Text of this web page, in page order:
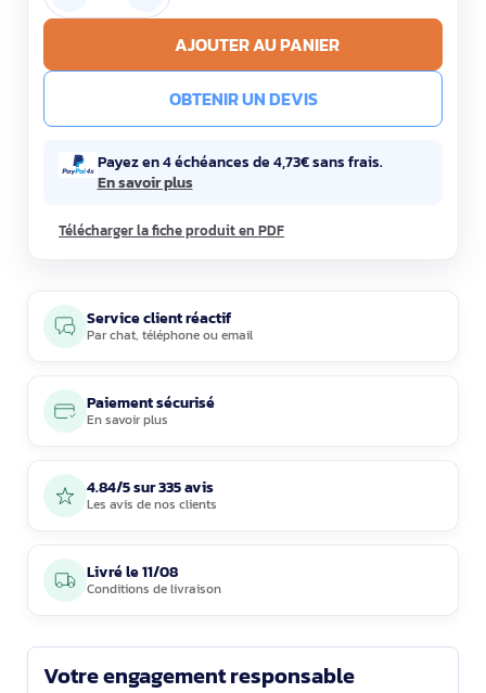
AJOUTER AU PANIER
OBTENIR UN DEVIS
Payez en 4 échéances de 4,73€ sans frais.
En savoir plus
Télécharger la fiche produit en PDF
Service client réactif
Parchat, téléphoneouemail
Paiement sécurisé
En savoir plus
4.84/5 sur 335 avis
Les avis de nos clients
Livré le11/08
Conditions de livraison
Votre engagement responsable